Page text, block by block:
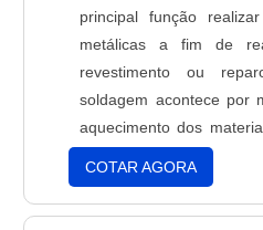
principal função
metálicas a fim de
revestimento ou
soldagem acontece por
aquecimento dos
Vantagens -
Melhor custo benefício;-
obra; Serviços disponibilizados pela empresa -
COTAR AGORA